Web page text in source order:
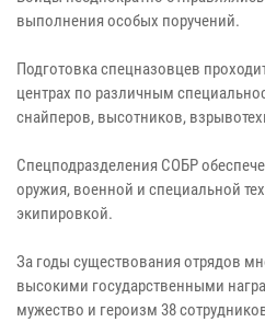
выполнения особых поручений.
​​​​​​​Подготовка спецназовцев
центрах по различным
снайперов, высотников,
​​​​​​​Спецподразделения СОБР
оружия, военной и специальной
экипировкой.
​​​​​​​За годы существования отрядов
высокими государственными
мужество и героизм 38